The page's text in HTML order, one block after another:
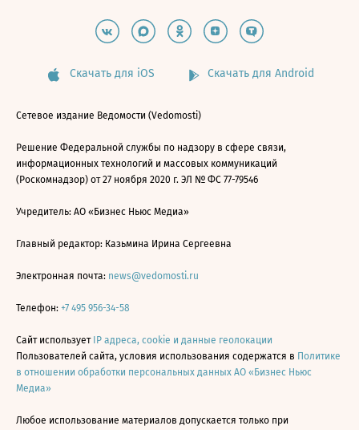
Скачать для iOS Скачать для Android
Сетевое издание Ведомости (Vedomosti)
Решение Федеральной службы по надзору в сфере связи,
информационных технологий и массовых коммуникаций
(Роскомнадзор) от 27 ноября 2020 г. ЭЛ № ФС 77-79546
Учредитель: АО «Бизнес Ньюс Медиа»
Главный редактор: Казьмина Ирина Сергеевна
Электронная почта: news@vedomosti.ru
Телефон: +7 495 956-34-58
Сайт использует IP адреса, cookie и данные геолокации
Пользователей сайта, условия использования содержатся в Политике
в отношении обработки персональных данных АО «Бизнес Ньюс
Медиа»
Любое использование материалов допускается только при